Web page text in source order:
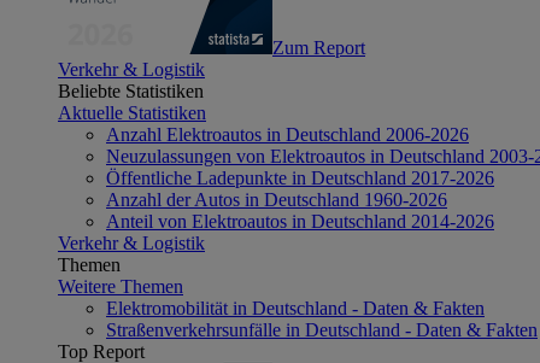
Zum Report
Verkehr & Logistik
Beliebte Statistiken
Aktuelle Statistiken
Anzahl Elektroautos in Deutschland 2006-2026
Neuzulassungen von Elektroautos in Deutschland 2003-
Öffentliche Ladepunkte in Deutschland 2017-2026
Anzahl der Autos in Deutschland 1960-2026
Anteil von Elektroautos in Deutschland 2014-2026
Verkehr & Logistik
Themen
Weitere Themen
Elektromobilität in Deutschland - Daten & Fakten
Straßenverkehrsunfälle in Deutschland - Daten & Fakten
Top Report